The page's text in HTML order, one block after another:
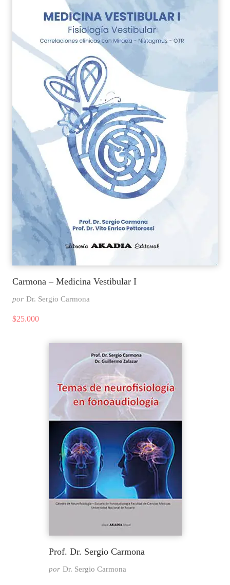
Carmona – Medicina Vestibular I
por Dr. Sergio Carmona
$25.000
Prof. Dr. Sergio Carmona
por Dr. Sergio Carmona